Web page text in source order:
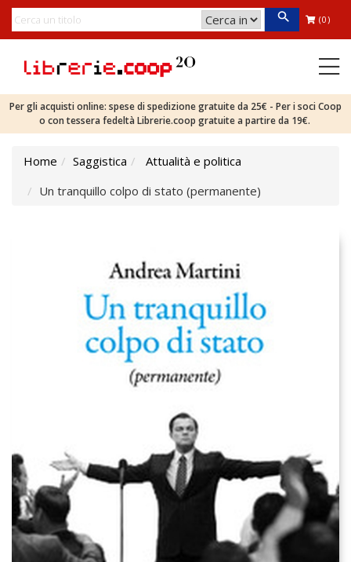
(0)
Per gli acquisti online: spese di spedizione gratuite da 25€ - Per i soci Coop
o con tessera fedeltà Librerie.coop gratuite a partire da 19€.
Home Saggistica
Attualità e politica
Un tranquillo colpo di stato (permanente)